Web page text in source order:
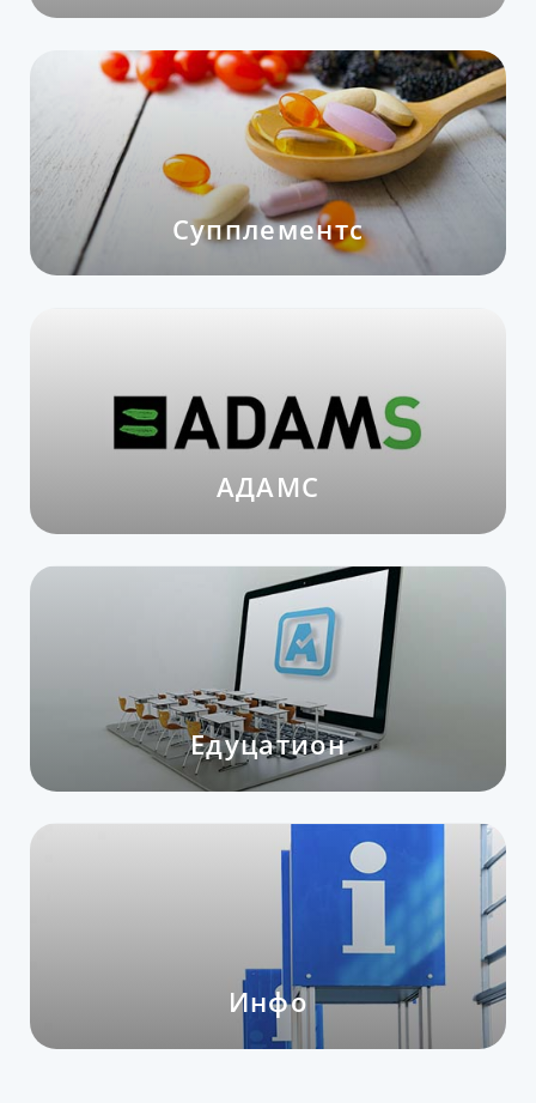
Супплементс
АДАМС
Едуцатион
Инфо